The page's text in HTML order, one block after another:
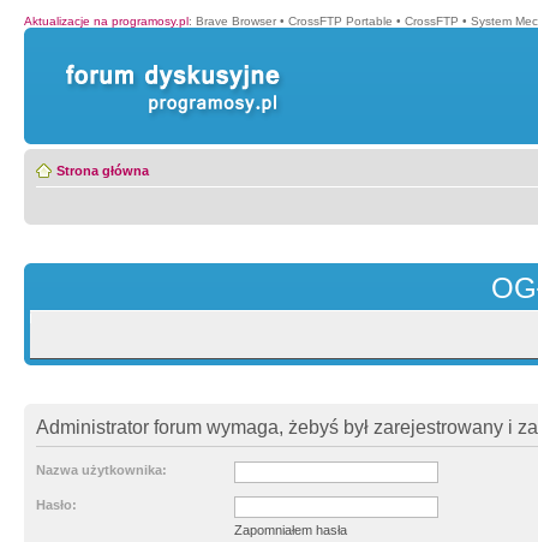
Aktualizacje na programosy.pl: Brave Browser • CrossFTP Portable • CrossFTP • System
Strona główna
Administrator forum wymaga, żebyś był zarejestrowany i
Nazwa użytkownika:
Hasło:
Zapomniałem hasła